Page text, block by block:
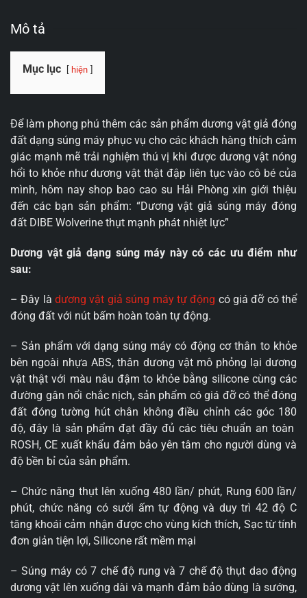
Mô tả
Mục lục hiện
Để làm phong phú thêm các sản phẩm dương vật giả đóng
đất dạng súng máy phục vụ cho các khách hàng thích cảm
giác mạnh mẽ trải nghiệm thú vị khi được dương vật nóng
hổi to khỏe như dương vật thật đập liên tục vào cô bé của
mình, hôm nay shop bao cao su Hải Phòng xin giới thiệu
đến các bạn sản phẩm: “Dương vật giả súng máy đóng
đất DIBE Wolverine thụt mạnh phát nhiệt lực”
Dương vật giả dạng súng máy này có các ưu điểm như
sau:
– Đây làdương vật giả súng máy tự động có giá đỡ có thể
đóng đất với nút bấm hoàn toàn tự động.
– Sản phẩm với dạng súng máy có động cơ thân to khỏe
bên ngoài nhựa ABS, thân dương vật mô phỏng lại dương
vật thật với màu nâu đậm to khỏe bằng silicone cùng các
đường gân nổi chắc nịch, sản phẩm có giá đỡ có thể đóng
đất đóng tường hút chân không điều chỉnh các góc 180
độ, đây là sản phẩm đạt đầy đủ các tiêu chuẩn an toàn
ROSH, CE xuất khẩu đảm bảo yên tâm cho người dùng và
độ bền bỉ của sản phẩm.
– Chức năng thụt lên xuống 480 lần/ phút, Rung 600 lần/
phút, chức năng có sưởi ấm tự động và duy trì 42 độ C
tăng khoái cảm nhận được cho vùng kích thích, Sạc từ tính
đơn giản tiện lợi, Silicone rất mềm mại
– Súng máy có 7 chế độ rung và 7 chế độ thụt dao động
dương vật lên xuống dài và mạnh đảm bảo dùng là sướng,